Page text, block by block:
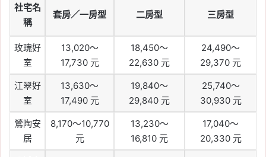
社宅名
稱
套房／一房型 二房型 三房型
玫瑰好
室
13,020～
17,730 元
18,450～
22,630 元
24,490～
29,370 元
江翠好
室
13,630～
17,490 元
19,840～
29,840 元
25,740～
30,930 元
鶯陶安
居
8,170～10,770
元
13,230～
16,810 元
17,040～
20,330 元